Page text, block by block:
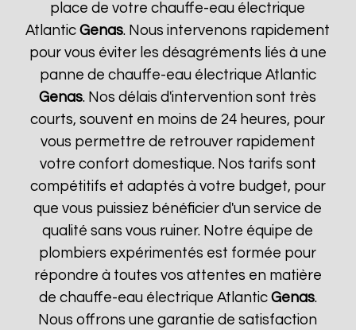
place de votre chauffe-eau électrique
AtlanticGenas. Nous intervenons rapidement
pour vous éviter les désagréments liés à une
panne de chauffe-eau électrique Atlantic
Genas. Nos délais d'intervention sont très
courts, souvent en moins de 24 heures, pour
vous permettre de retrouver rapidement
votre confort domestique. Nos tarifs sont
compétitifs et adaptés à votre budget, pour
que vous puissiez bénéficier d'un service de
qualité sans vous ruiner. Notre équipe de
plombiers expérimentés est formée pour
répondre à toutes vos attentes en matière
de chauffe-eau électrique Atlantic Genas.
Nous offrons une garantie de satisfaction